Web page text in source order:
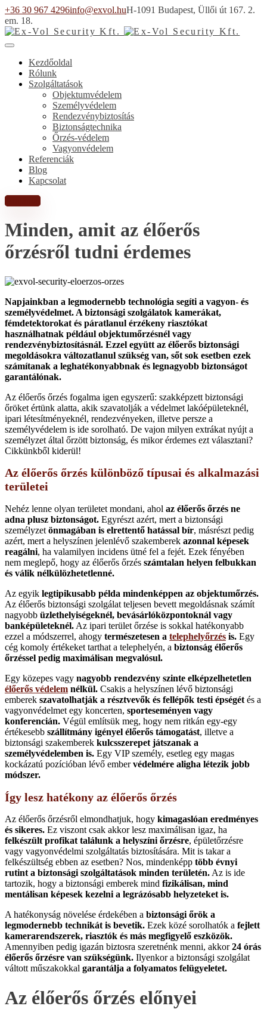
+36 30 967 4296info@exvol.huH-1091 Budapest, Üllői út 167. 2.
em. 18.
Kezdőoldal
Rólunk
Szolgáltatások
Objektumvédelem
Személyvédelem
Rendezvénybiztosítás
Biztonságtechnika
Őrzés-védelem
Vagyonvédelem
Referenciák
Blog
Kapcsolat
Minden, amit az élőerős
őrzésről tudni érdemes
Napjainkban a legmodernebb technológia segíti a vagyon- és
személyvédelmet. A biztonsági szolgálatok kamerákat,
fémdetektorokat és páratlanul érzékeny riasztókat
használhatnak például objektumőrzésnél vagy
rendezvénybiztosításnál. Ezzel együtt az élőerős biztonsági
megoldásokra változatlanul szükség van, sőt sok esetben ezek
számítanak a leghatékonyabbnak és legnagyobb biztonságot
garantálónak.
Az élőerős őrzés fogalma igen egyszerű: szakképzett biztonsági
őröket értünk alatta, akik szavatolják a védelmet lakóépületeknél,
ipari létesítményeknél, rendezvényeken, illetve persze a
személyvédelem is ide sorolható. De vajon milyen extrákat nyújt a
személyzet által őrzött biztonság, és mikor érdemes ezt választani?
Cikkünkből kiderül!
Az élőerős őrzés különböző típusai és alkalmazási
területei
Nehéz lenne olyan területet mondani, ahol az élőerős őrzés ne
adna plusz biztonságot. Egyrészt azért, mert a biztonsági
személyzet önmagában is elrettentő hatással bír, másrészt pedig
azért, mert a helyszínen jelenlévő szakemberek azonnal képesek
reagálni, ha valamilyen incidens ütné fel a fejét. Ezek fényében
nem meglepő, hogy az élőerős őrzés számtalan helyen felbukkan
és válik nélkülözhetetlenné.
Az egyik legtipikusabb példa mindenképpen az objektumőrzés.
Az élőerős biztonsági szolgálat teljesen bevett megoldásnak számít
nagyobb üzlethelyiségeknél, bevásárlóközpontoknál vagy
banképületeknél. Az ipari terület őrzése is sokkal hatékonyabb
ezzel a módszerrel, ahogy természetesen a telephelyőrzés is. Egy
cég komoly értékeket tarthat a telephelyén, a biztonság élőerős
őrzéssel pedig maximálisan megvalósul.
Egy közepes vagy nagyobb rendezvény szinte elképzelhetetlen
élőerős védelem nélkül. Csakis a helyszínen lévő biztonsági
emberek szavatolhatják a résztvevők és fellépők testi épségét és a
vagyonvédelmet egy koncerten, sporteseményen vagy
konferencián. Végül említsük meg, hogy nem ritkán egy-egy
értékesebb szállítmány igényel élőerős támogatást, illetve a
biztonsági szakemberek kulcsszerepet játszanak a
személyvédelemben is. Egy VIP személy, esetleg egy magas
kockázatú pozícióban lévő embervédelmére aligha létezik jobb
módszer.
Így lesz hatékony az élőerős őrzés
Az élőerős őrzésről elmondhatjuk, hogy kimagaslóan eredményes
és sikeres. Ez viszont csak akkor lesz maximálisan igaz, ha
felkészült profikat találunk a helyszíni őrzésre, épületőrzésre
vagy vagyonvédelmi szolgáltatás biztosítására. Mit is takar a
felkészültség ebben az esetben? Nos, mindenképp több évnyi
rutint a biztonsági szolgáltatások minden területén. Az is ide
tartozik, hogy a biztonsági emberek mind fizikálisan, mind
mentálisan képesek kezelni a legrázósabb helyzeteket is.
A hatékonyság növelése érdekében a biztonsági őrök a
legmodernebb technikát is bevetik. Ezek közé sorolhatók a fejlett
kamerarendszerek, riasztók és más megfigyelő eszközök.
Amennyiben pedig igazán biztosra szeretnénk menni, akkor24 órás
élőerős őrzésre van szükségünk. Ilyenkor a biztonsági szolgálat
váltott műszakokkal garantálja a folyamatos felügyeletet.
Az élőerős őrzés előnyei